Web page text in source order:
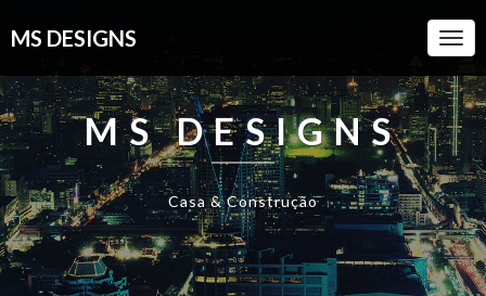
MS DESIGNS
MS DESIGNS
Casa & Construção